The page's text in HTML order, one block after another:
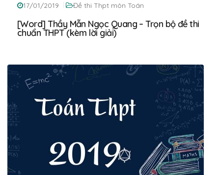
17/01/2019 Đề thi Thpt môn Toán
[Word] Thầy Mẫn Ngọc Quang – Trọn bộ đề thi
chuẩn THPT (kèm lời giải)